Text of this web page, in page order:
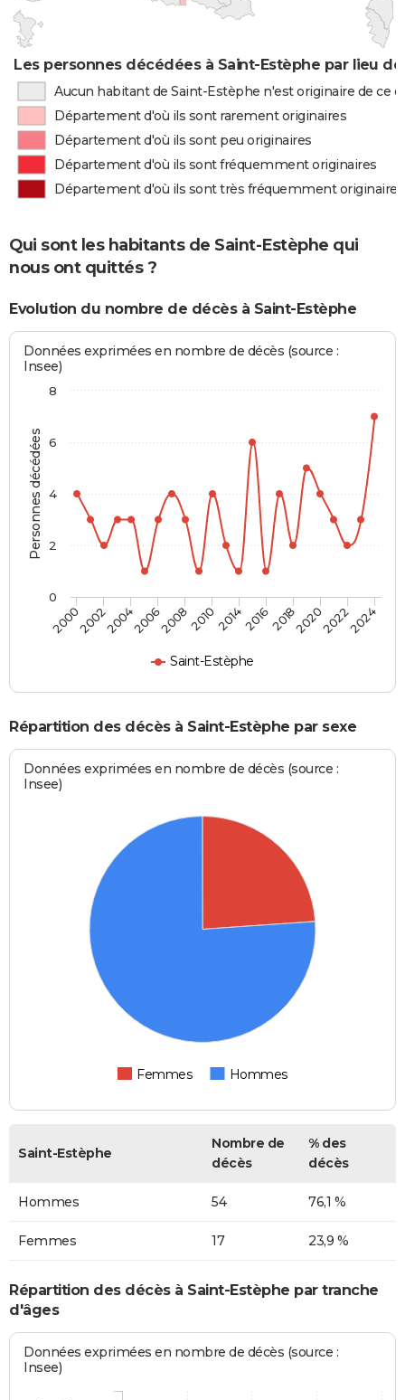
Les personnes décédées à Saint-Estèphe par lieu
Aucun habitant de Saint-Estèphe n'est originaire de ce
Département d'où ils sont rarement originaires
Département d'où ils sont peu originaires
Département d'où ils sont fréquemment originaires
Département d'où ils sont très fréquemment originaires
Qui sont les habitants de Saint-Estèphe qui
nous ont quittés ?
Evolution du nombre de décès à Saint-Estèphe
Personnes décédées
Données exprimées en nombre de décès (source :
Insee)
Saint-Estèphe
200020022004200620082010201420162018202020222024
0
2
4
6
8
Répartition des décès à Saint-Estèphe par sexe
Données exprimées en nombre de décès (source :
Insee)
Femmes Hommes
Saint-Estèphe
Nombre de
décès
% des
décès
Hommes 54 76,1 %
Femmes 17 23,9 %
Répartition des décès à Saint-Estèphe par tranche
d'âges
Données exprimées en nombre de décès (source :
Insee)